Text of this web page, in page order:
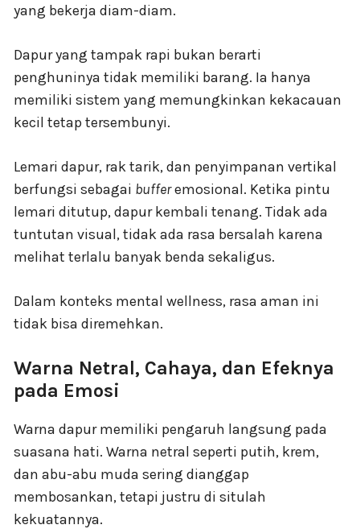
yang bekerja diam-diam.
Dapur yang tampak rapi bukan berarti
penghuninya tidak memiliki barang. Ia hanya
memiliki sistem yang memungkinkan kekacauan
kecil tetap tersembunyi.
Lemari dapur, rak tarik, dan penyimpanan vertikal
berfungsi sebagai bufferemosional. Ketika pintu
lemari ditutup, dapur kembali tenang. Tidak ada
tuntutan visual, tidak ada rasa bersalah karena
melihat terlalu banyak benda sekaligus.
Dalam konteks mental wellness, rasa aman ini
tidak bisa diremehkan.
Warna Netral, Cahaya, dan Efeknya
pada Emosi
Warna dapur memiliki pengaruh langsung pada
suasana hati. Warna netral seperti putih, krem,
dan abu-abu muda sering dianggap
membosankan, tetapi justru di situlah
kekuatannya.